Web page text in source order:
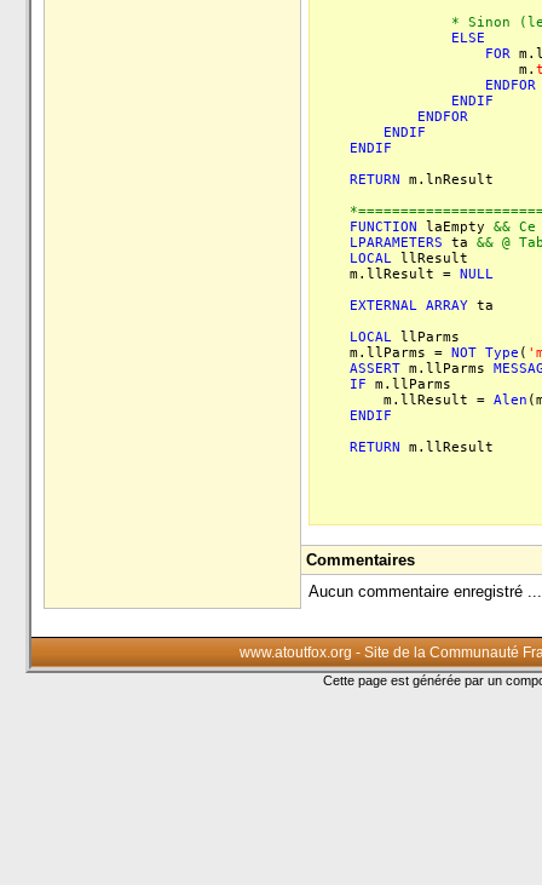
* Sinon (les 2
ELSE
FOR
m.
ENDFOR
ENDIF
ENDFOR
ENDIF
ENDIF
RETURN m.lnResult
FUNCTION laEmpty &&
LPARAMETERS ta && @
LOCALllResult
m.llResult = NULL
EXTERNAL ARRAYta
LOCALllParms
m.llParms = NOT Type (
ASSERTm.llParms
IF m.llParms
m.llResult = Alen
ENDIF
RETURN m.llResult
Commentaires
Aucun commentaire enregistré ...
www.atoutfox.org - Site de la Communauté
Cette page est générée par un